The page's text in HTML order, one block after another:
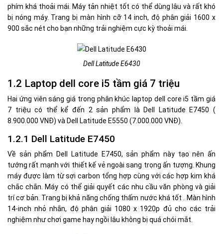
phím khá thoải mái. Máy tản nhiệt tốt có thể dùng lâu và rất khó
bị nóng máy. Trang bị màn hình cỡ 14 inch, độ phân giải 1600 x
900 sắc nét cho bạn những trải nghiệm cực kỳ thoải mái.
Dell Latitude E6430
1.2 Laptop dell core i5 tầm giá 7 triệu
Hai ứng viên sáng giá trong phân khúc laptop dell core i5 tầm giá
7 triệu có thể kể đến 2 sản phẩm là Dell Latitude E7450 (
8.900.000 VNĐ) và Dell Latitude E5550 (7.000.000 VNĐ).
1.2.1 Dell Latitude E7450
Về sản phẩm Dell Latitude E7450, sản phẩm này tạo nên ấn
tướng rất mạnh với thiết kế vẻ ngoài sang trọng ấn tượng. Khung
máy được làm từ sợi carbon tổng hợp cùng với các hợp kim khá
chắc chắn. Máy có thể giải quyết các nhu cầu văn phòng và giải
trí cơ bản. Trang bị khả năng chống thấm nước khá tốt . Màn hình
14-inch nhỏ nhắn, độ phân giải 1080 x 1920p đủ cho các trải
nghiệm như chơi game hay ngồi lâu không bị quá chói mắt.